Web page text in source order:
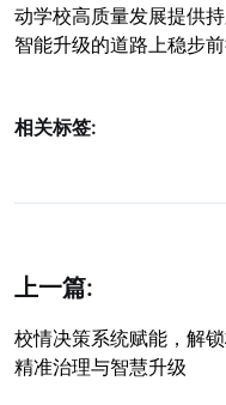
动学校高质量发展提供
智能升级的道路上稳步前
相关标签:
上一篇:
校情决策系统赋能，解
精准治理与智慧升级